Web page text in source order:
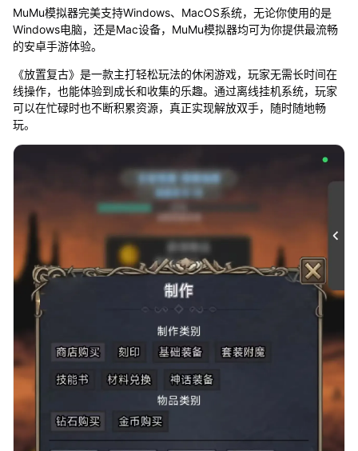
MuMu模拟器完美支持Windows、MacOS系统，无论你使用的是
Windows电脑，还是Mac设备，MuMu模拟器均可为你提供最流畅
的安卓手游体验。
《放置复古》是一款主打轻松玩法的休闲游戏，玩家无需长时间在
线操作，也能体验到成长和收集的乐趣。通过离线挂机系统，玩家
可以在忙碌时也不断积累资源，真正实现解放双手，随时随地畅
玩。